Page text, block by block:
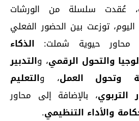
عُقدت سلسلة من الورشات
توزعت بين الحضور الفعلي
محاور حيوية شملت: الذكاء
والتحول الرقمي، والتدبير
وتحول العمل، والتعليم
التربوي، بالإضافة إلى محاور
والأداء التنظيمي.